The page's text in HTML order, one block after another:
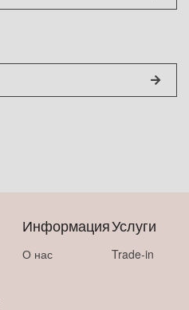
Информация
О нас
Услуги
Trade-in